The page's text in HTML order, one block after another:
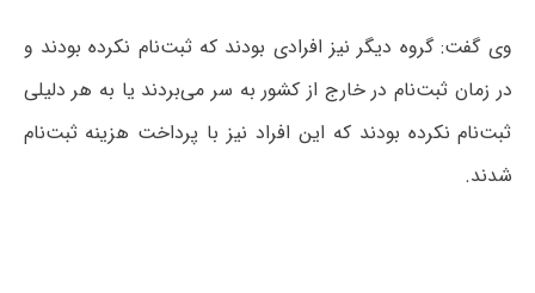
وی گفت: گروه دیگر نیز افرادی بودند که ثبت‌نام نکرده بودند و
در زمان ثبت‌نام در خارج از کشور به سر می‌بردند یا به هر دلیلی
ثبت‌نام نکرده بودند که این افراد نیز با پرداخت هزینه ثبت‌نام
شدند.